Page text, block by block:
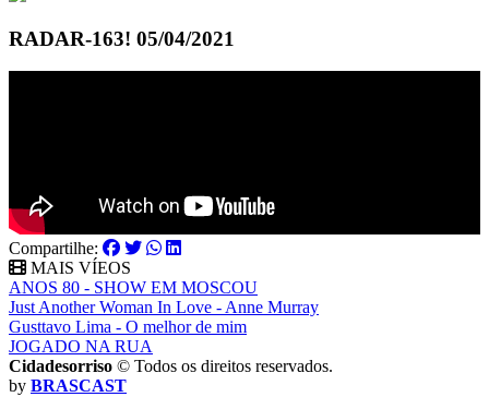
RADAR-163! 05/04/2021
Compartilhe:
MAIS VÍEOS
ANOS 80 - SHOW EM MOSCOU
Just Another Woman In Love - Anne Murray
Gusttavo Lima - O melhor de mim
JOGADO NA RUA
Cidadesorriso © Todos os direitos reservados.
by BRASCAST